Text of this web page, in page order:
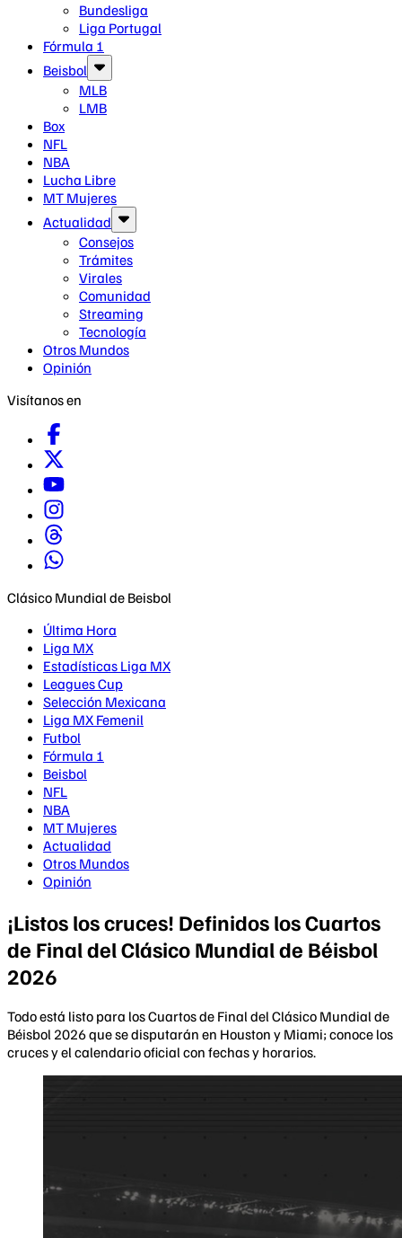
Bundesliga
Liga Portugal
Fórmula 1
Beisbol
MLB
LMB
Box
NFL
NBA
Lucha Libre
MT Mujeres
Actualidad
Consejos
Trámites
Virales
Comunidad
Streaming
Tecnología
Otros Mundos
Opinión
Visítanos en
Clásico Mundial de Beisbol
Última Hora
Liga MX
Estadísticas Liga MX
Leagues Cup
Selección Mexicana
Liga MX Femenil
Futbol
Fórmula 1
Beisbol
NFL
NBA
MT Mujeres
Actualidad
Otros Mundos
Opinión
¡Listos los cruces! Definidos los Cuartos
de Final del Clásico Mundial de Béisbol
2026
Todo está listo para los Cuartos de Final del Clásico Mundial de
Béisbol 2026 que se disputarán en Houston y Miami; conoce los
cruces y el calendario oficial con fechas y horarios.